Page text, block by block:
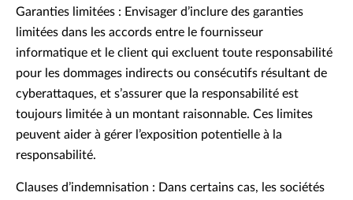
Garanties limitées : Envisager d’inclure des garanties
limitées dans les accords entre le fournisseur
informatique et le client qui excluent toute responsabilité
pour les dommages indirects ou consécutifs résultant de
cyberattaques, et s’assurer que la responsabilité est
toujours limitée à un montant raisonnable. Ces limites
peuvent aider à gérer l’exposition potentielle à la
responsabilité.
Clauses d’indemnisation : Dans certains cas, les sociétés